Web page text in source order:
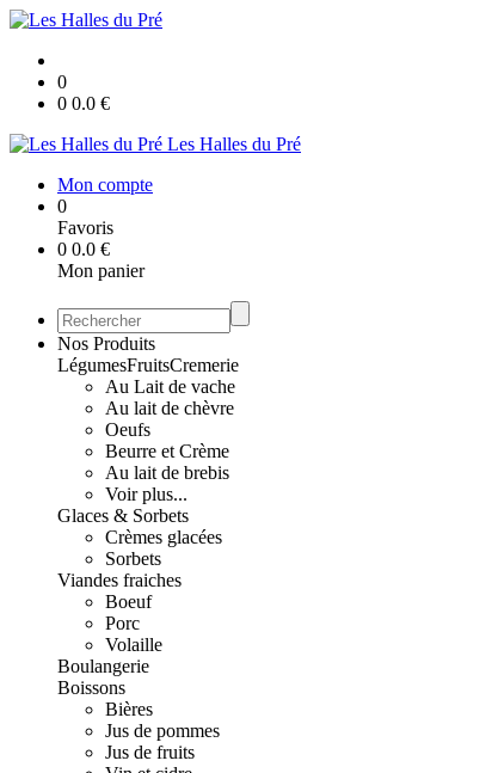
0
0 0.0 €
Les Halles du Pré
Mon compte
0
Favoris
0 0.0 €
Mon panier
Nos Produits
LégumesFruitsCremerie
Au Lait de vache
Au lait de chèvre
Oeufs
Beurre et Crème
Au lait de brebis
Voir plus...
Glaces & Sorbets
Crèmes glacées
Sorbets
Viandes fraiches
Boeuf
Porc
Volaille
Boulangerie
Boissons
Bières
Jus de pommes
Jus de fruits